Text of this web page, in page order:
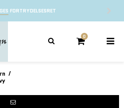
FORTRYDELSESRET
0
/